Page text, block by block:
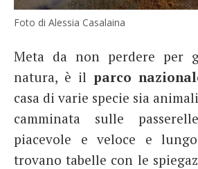
Foto di Alessia Casalaina
Meta da non perdere per
natura, è il parco
casa di varie specie sia
camminata sulle
piacevole e veloce e
trovano tabelle con le